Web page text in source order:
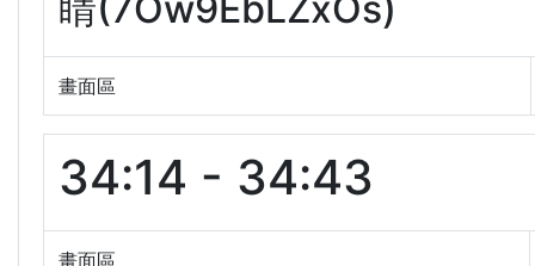
畫面區
34:14 - 34:43
畫面區